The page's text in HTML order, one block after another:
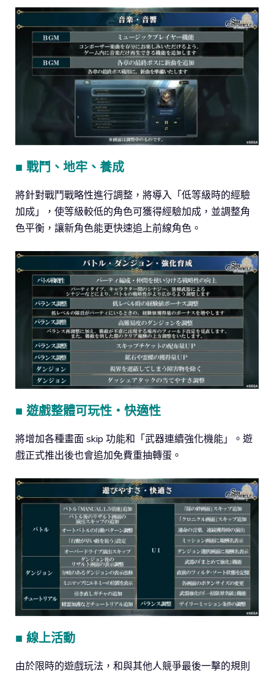
■ 戰鬥、地牢、養成
將針對戰鬥戰略性進行調整，將導入「低等級時的經驗
加成」，使等級較低的角色可獲得經驗加成，並調整角
色平衡，讓新角色能更快速追上前線角色。
■ 遊戲整體可玩性・快適性
將增加各種畫面 skip 功能和「武器連續強化機能」。遊
戲正式推出後也會追加免費重抽轉蛋。
■ 線上活動
由於限時的遊戲玩法，和與其他人競爭最後一擊的規則